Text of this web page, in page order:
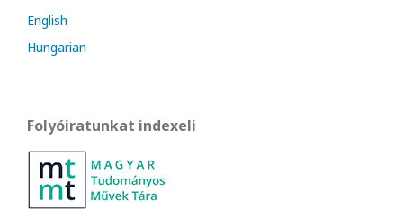
English
Hungarian
Folyóiratunkat indexeli